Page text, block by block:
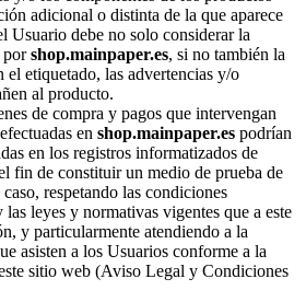
adicional o distinta de la que aparece
Usuario debe no solo considerar la
porshop.mainpaper.es, si no también la
etiquetado, las advertencias y/o
al producto.
de compra y pagos que intervengan
en shop.mainpaper.es podrían
en los registros informatizados de
fin de constituir un medio de prueba de
respetando las condiciones
leyes y normativas vigentes que a este
y particularmente atendiendo a la
asisten a los Usuarios conforme a la
sitio web (Aviso Legal y Condiciones